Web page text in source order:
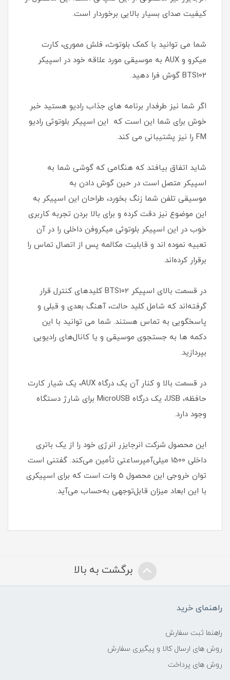
کیفیت صدای بسیار بالایی برخوردار است.
شما می توانید با کمک بلوتوث، فلش مموری، کارت
میکرو و AUX به موسیقی مورد علاقه خود در اسپیکر
BTS102 گوش فرا دهید.
اگر شما نیز طرفدار برنامه های جذاب رادیو هستید خبر
خوش برای شما این است که این اسپیکر بلوتوثی رادیو
FM را نیز پشتیبانی می کند.
شاید اتفاق بیافتد که هنگامی که گوشی شما به
اسپیکر متصل است در حین گوش دادن به
موسیقی تلفن شما زنگ بخورد، طراحان این اسپیکر به
این موضوع نیز دقت کرده و برای بالا بردن تجربه کاربری
خوب در این اسپیکر بلوتوثی میکروفن داخلی را در آن
تعبیه نموده اند و قابلیت مکالمه پس از اتصال تماس را
برقرار کرده‌اند.
در قسمت بالای اسپیکر BTS102 کلیدهای کنترل قرار
گرفته‌اند که شامل کلید حالت، آهنگ بعدی و قبلی و
پاسخگویی به تماس هستند. شما می توانید با این
دکمه ها به جستجوی موسیقی و یا کانال‌های رادیویی
بپردازید.
در قسمت بالا و کنار آن یک درگاه AUX، یک شیار کارت
حافظه، USB، یک درگاه MicroUSB برای شارژ دستگاه
وجود دارد.
این محصول شرکت انرجایزر انرژی خود را از یک باتری
داخلی 1500 میلی‌آمپرساعتی تأمین می‌کند. گفتنی است
توان خروجی این محصول 5 وات است که برای اسپیکری
با این ابعاد میزان قابل‌توجهی به‌حساب می‌آید.
برگشت به بالا
راهنمای خرید
راهنما ثبت سفارش
روش های ارسال کالا و پیگیری سفارش
روش های پرداخت